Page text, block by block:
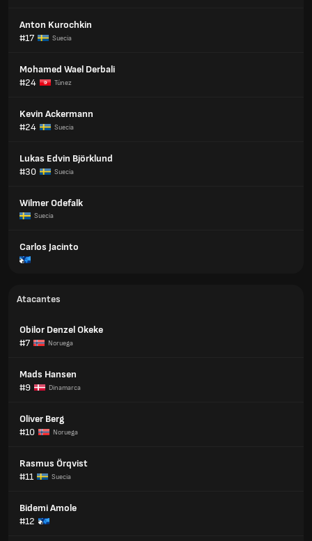
Anton Kurochkin
#17
Suecia
Mohamed Wael Derbali
#24
Túnez
Kevin Ackermann
#24
Suecia
Lukas Edvin Björklund
#30
Suecia
Wilmer Odefalk
Suecia
Carlos Jacinto
Atacantes
Obilor Denzel Okeke
#7
Noruega
Mads Hansen
#9
Dinamarca
Oliver Berg
#10
Noruega
Rasmus Örqvist
#11
Suecia
Bidemi Amole
#12